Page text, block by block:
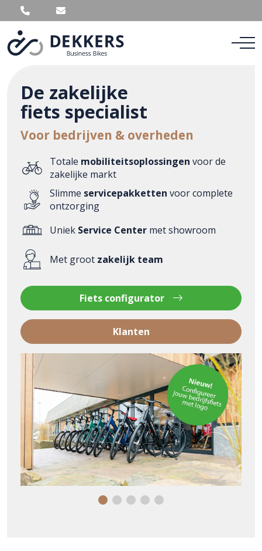
De zakelijke
fiets specialist
Voor bedrijven & overheden
Totale mobiliteitsoplossingen voor de
zakelijke markt
Slimme servicepakketten voor complete
ontzorging
Uniek Service Center met showroom
Met groot zakelijk team
Fiets configurator
Klanten